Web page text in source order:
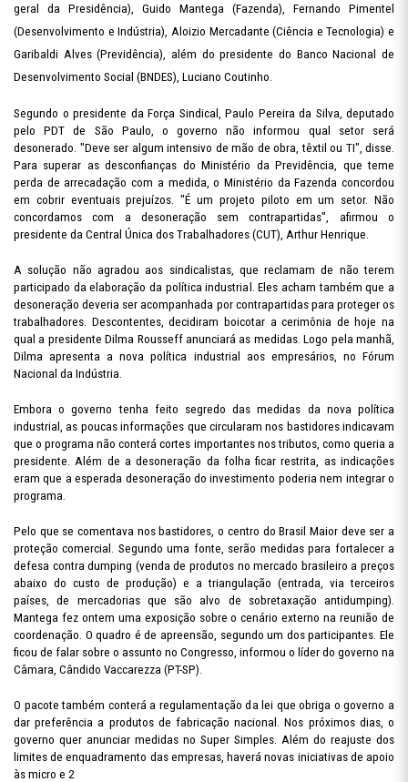
geral da Presidência), Guido Mantega (Fazenda), Fernando Pimentel
(Desenvolvimento e Indústria), Aloizio Mercadante (Ciência e Tecnologia) e
Garibaldi Alves (Previdência), além do presidente do Banco Nacional de
Desenvolvimento Social (BNDES), Luciano Coutinho.
Segundo o presidente da Força Sindical, Paulo Pereira da Silva, deputado
pelo PDT de São Paulo, o governo não informou qual setor será
desonerado. "Deve ser algum intensivo de mão de obra, têxtil ou TI", disse.
Para superar as desconfianças do Ministério da Previdência, que teme
perda de arrecadação com a medida, o Ministério da Fazenda concordou
em cobrir eventuais prejuízos. "É um projeto piloto em um setor. Não
concordamos com a desoneração sem contrapartidas", afirmou o
presidente da Central Única dos Trabalhadores (CUT), Arthur Henrique.
A solução não agradou aos sindicalistas, que reclamam de não terem
participado da elaboração da política industrial. Eles acham também que a
desoneração deveria ser acompanhada por contrapartidas para proteger os
trabalhadores. Descontentes, decidiram boicotar a cerimônia de hoje na
qual a presidente Dilma Rousseff anunciará as medidas. Logo pela manhã,
Dilma apresenta a nova política industrial aos empresários, no Fórum
Nacional da Indústria.
Embora o governo tenha feito segredo das medidas da nova política
industrial, as poucas informações que circularam nos bastidores indicavam
que o programa não conterá cortes importantes nos tributos, como queria a
presidente. Além de a desoneração da folha ficar restrita, as indicações
eram que a esperada desoneração do investimento poderia nem integrar o
programa.
Pelo que se comentava nos bastidores, o centro do Brasil Maior deve ser a
proteção comercial. Segundo uma fonte, serão medidas para fortalecer a
defesa contra dumping (venda de produtos no mercado brasileiro a preços
abaixo do custo de produção) e a triangulação (entrada, via terceiros
países, de mercadorias que são alvo de sobretaxação antidumping).
Mantega fez ontem uma exposição sobre o cenário externo na reunião de
coordenação. O quadro é de apreensão, segundo um dos participantes. Ele
ficou de falar sobre o assunto no Congresso, informou o líder do governo na
Câmara, Cândido Vaccarezza (PT-SP).
O pacote também conterá a regulamentação da lei que obriga o governo a
dar preferência a produtos de fabricação nacional. Nos próximos dias, o
governo quer anunciar medidas no Super Simples. Além do reajuste dos
limites de enquadramento das empresas, haverá novas iniciativas de apoio
às micro e 2